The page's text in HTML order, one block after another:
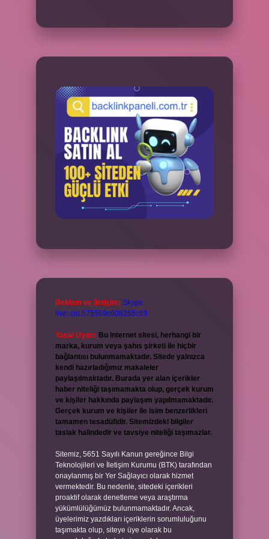
Reklam ve İletişim: Skype:
live:.cid.575569c608265c69
Yasal Uyarı: Bu internet sitesi, herhangi bir
marka, kurum veya şahıs şirketi ile hiçbir
bağlantısı bulunmamaktadır. Sitede yalnızca
kendi hazırladığımız makaleler
paylaşılmaktadır. Burada yer alan içerikler
haber niteliği taşımamakta olup, gerçek kurum
ve kişiler hakkında paylaşım yapılmamaktadır.
Gerçek kurum ve kişiler ile isim benzerlikleri
tamamen tesadüfidir. Sitemizdeki bilgiler
taslak halindedir ve tavsiye niteliği taşımazlar.
Sitemiz, 5651 Sayılı Kanun gereğince Bilgi
Teknolojileri ve İletişim Kurumu (BTK) tarafından
onaylanmış bir Yer Sağlayıcı olarak hizmet
vermektedir. Bu nedenle, sitedeki içerikleri
proaktif olarak denetleme veya araştırma
yükümlülüğümüz bulunmamaktadır. Ancak,
üyelerimiz yazdıkları içeriklerin sorumluluğunu
taşımakta olup, siteye üye olarak bu